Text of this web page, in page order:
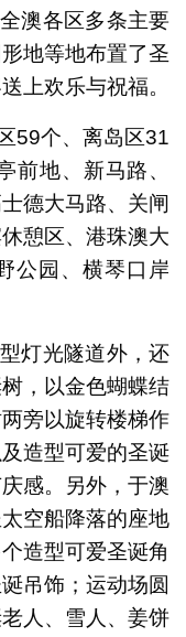
澳各区多条主要
地等地布置了圣
上欢乐与祝福。
59个、离岛区31
前地、新马路、
德大马路、关闸
憩区、港珠澳大
公园、横琴口岸
灯光隧道外，还
，以金色蝴蝶结
旁以旋转楼梯作
造型可爱的圣诞
感。另外，于澳
空船降落的座地
造型可爱圣诞角
吊饰；运动场圆
人、雪人、姜饼